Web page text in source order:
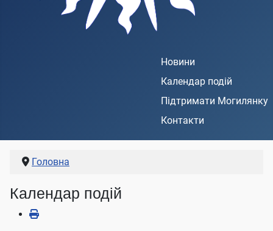
Новини
Календар подій
Підтримати Могилянку
Контакти
Головна
Календар подій